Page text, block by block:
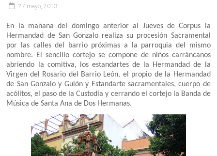
27 mayo, 2013
En la mañana del domingo anterior al Jueves de Corpus la
Hermandad de San Gonzalo realiza su procesión Sacramental
por las calles del barrio próximas a la parroquia del mismo
nombre. El sencillo cortejo se compone de niños carráncanos
abriendo la comitiva, los estandartes de la Hermandad de la
Virgen del Rosario del Barrio León, el propio de la Hermandad
de San Gonzalo y Guión y Estandarte sacramentales, cuerpo de
acólitos, el paso de la Custodia y cerrando el cortejo la Banda de
Música de Santa Ana de Dos Hermanas.